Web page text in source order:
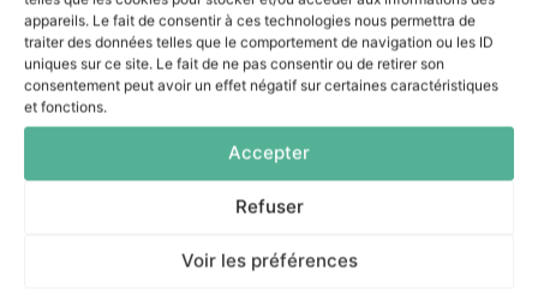
appareils. Le fait de consentir à ces technologies nous permettra de
traiter des données telles que le comportement de navigation ou les ID
uniques sur ce site. Le fait de ne pas consentir ou de retirer son
consentement peut avoir un effet négatif sur certaines caractéristiques
et fonctions.
Accepter
Refuser
Voir les préférences
TYREX annonce son implantation au Canada
aux côtés de SECLAB
9 juillet 2026
L’IA au service du manufacturing : l’approche
agnostique de delaware France